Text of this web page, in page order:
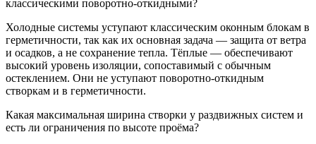
классическими поворотно‑откидными?
Холодные системы уступают классическим оконным блокам в
герметичности, так как их основная задача — защита от ветра
и осадков, а не сохранение тепла. Тёплые — обеспечивают
высокий уровень изоляции, сопоставимый с обычным
остеклением. Они не уступают поворотно‑откидным
створкам и в герметичности.
Какая максимальная ширина створки у раздвижных систем и
есть ли ограничения по высоте проёма?